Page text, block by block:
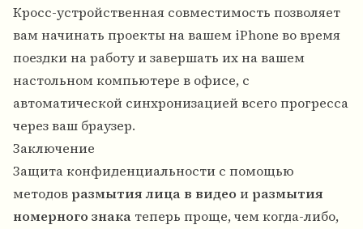
Кросс-устройственная совместимость позволяет
вам начинать проекты на вашем iPhone во время
поездки на работу и завершать их на вашем
настольном компьютере в офисе, с
автоматической синхронизацией всего прогресса
через ваш браузер.
Заключение
Защита конфиденциальности с помощью
методов размытия лица в видео и размытия
номерного знака теперь проще, чем когда-либо,